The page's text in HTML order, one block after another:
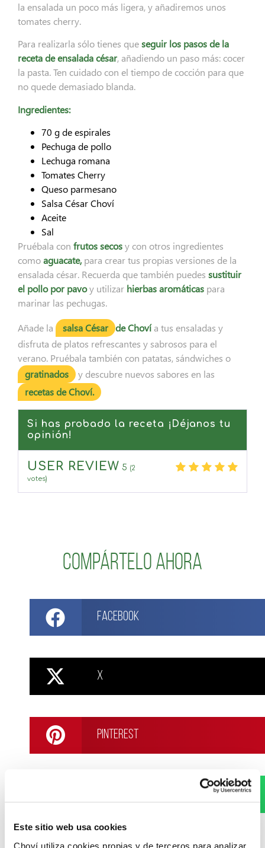
Este sitio web usa cookies
Choví utiliza cookies propias y de terceros para analizar
la ensalada un poco más ligera, y añadiremos unos
tomates cherry.
Para realizarla sólo tienes queseguir los pasos de la
receta de ensalada césar, añadiendo un paso más: cocer
la pasta. Ten cuidado con el tiempo de cocción para que
no quede demasiado blanda.
Ingredientes:
70 g de espirales
Pechuga de pollo
Lechuga romana
Tomates Cherry
Queso parmesano
Salsa César Choví
Aceite
Sal
Pruébala con frutos secosy con otros ingredientes
comoaguacate, para crear tus propias versiones de la
ensalada césar. Recuerda que también puedes sustituir
el pollo por pavoy utilizar hierbas aromáticas para
marinar las pechugas.
Añade la
salsa César de Chovía tus ensaladas y
disfruta de platos refrescantes y sabrosos para el
verano. Pruébala también con patatas, sándwiches o
gratinados
y descubre nuevos sabores en las
recetasde Choví.
Si has probado la receta ¡Déjanos tu
opinión!
USER REVIEW 5 (2
votes)
Compártelo ahora
Facebook
X
Pinterest